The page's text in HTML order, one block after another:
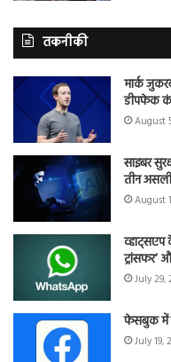
तकनीकी
मार्क
डीपफेक
August
साइबर
तीन
August
व्हाट्सएप
ट्रांसफर’
July 29,
फेसबुक में
July 19,